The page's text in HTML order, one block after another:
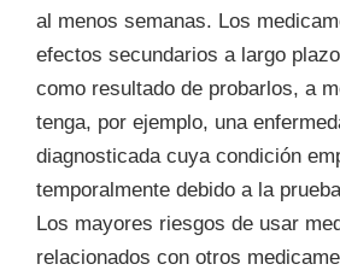
al menos semanas. Los
efectos secundarios a largo
como resultado de probarlos, a
tenga, por ejemplo, una
diagnosticada cuya condición
temporalmente debido a la
Los mayores riesgos de usar
relacionados con otros